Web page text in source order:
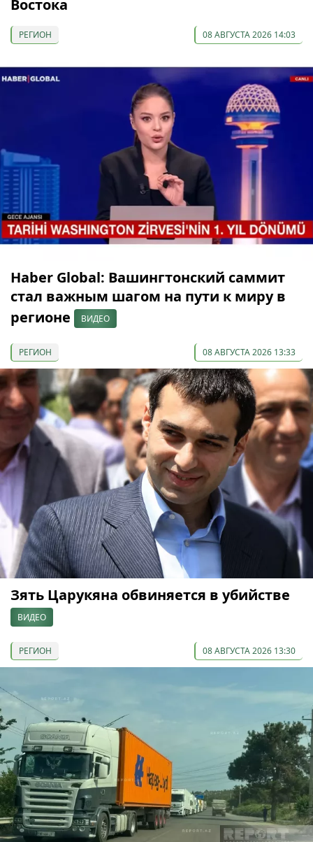
Востока
РЕГИОН 08 АВГУСТА 2026 14:03
Haber Global: Вашингтонский саммит
стал важным шагом на пути к миру в
регионе
ВИДЕО
РЕГИОН 08 АВГУСТА 2026 13:33
Зять Царукяна обвиняется в убийстве
ВИДЕО
РЕГИОН 08 АВГУСТА 2026 13:30